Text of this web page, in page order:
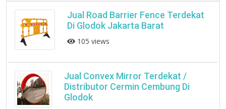
Jual Road Barrier Fence Terdekat
Di Glodok Jakarta Barat
105 views
Jual Convex Mirror Terdekat /
Distributor Cermin Cembung Di
Glodok